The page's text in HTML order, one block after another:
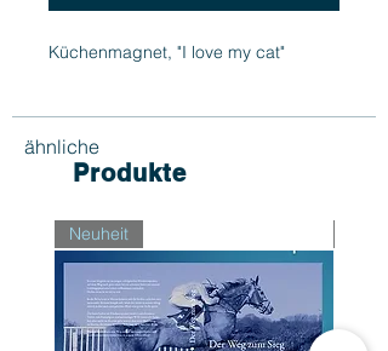
Küchenmagnet, "I love my cat"
ähnliche
Produkte
Neuheit